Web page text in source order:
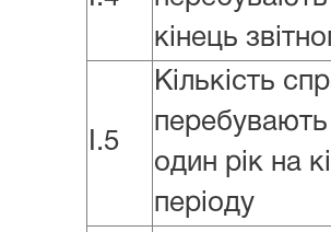
кінець
I.5
Кількість
перебувають
один рік на
періоду